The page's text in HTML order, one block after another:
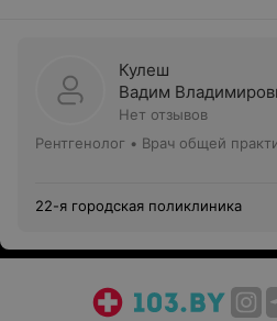
Кулеш
Вадим
Нет отзывов
Рентгенолог • Врач общей
22-я городская поликлиника